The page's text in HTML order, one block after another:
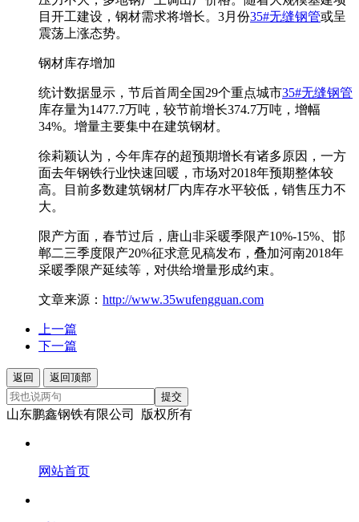
目开工建设，钢材需求将增长。3月份35#无缝钢管或呈
震荡上涨态势。
钢材库存增加
统计数据显示，节后首周全国29个重点城市35#无缝钢管
库存量为1477.7万吨，较节前增长374.7万吨，增幅
34%。增量主要集中在建筑钢材。
徐莉颖认为，今年库存的超预期增长有诸多原因，一方
面去年钢铁行业快速回暖，市场对2018年预期整体较
高。目前多数建筑钢材厂内库存水平较低，销售压力不
大。
限产方面，春节过后，唐山非采暖季限产10%-15%、邯
郸二三季度限产20%征求意见稿发布，叠加河南2018年
采暖季限产延续等，对供给增量形成约束。
文章来源： http://www.35wufengguan.com
上一篇
下一篇
返回
返回顶部
提交
山东鹏鑫钢铁有限公司 版权所有
网站首页